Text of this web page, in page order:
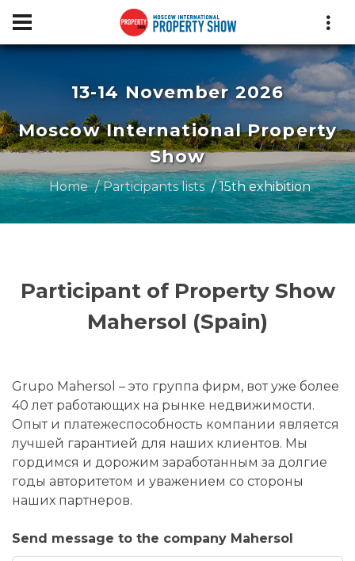
13-14 November 2026
Moscow International Property
Show
Home Participants lists 15th exhibition
Participant of Property Show
Mahersol (Spain)
Grupo Mahersol – это группа фирм, вот уже более
40 лет работающих на рынке недвижимости.
Опыт и платежеспособность компании является
лучшей гарантией для наших клиентов. Мы
гордимся и дорожим заработанным за долгие
годы авторитетом и уважением со стороны
наших партнеров.
Send message to the company Mahersol